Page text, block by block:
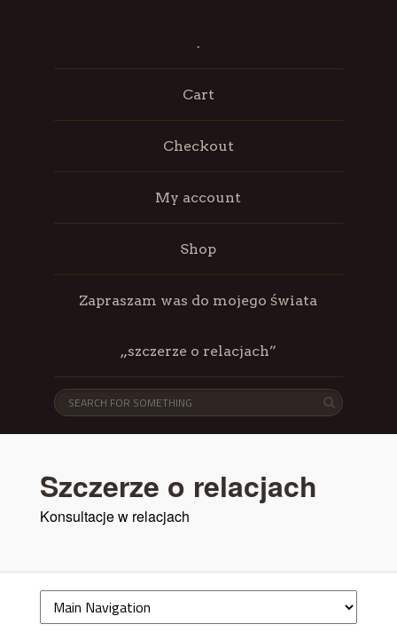
.
Cart
Checkout
My account
Shop
Zapraszam was do mojego świata
„szczerze o relacjach”
Szczerze o relacjach
Konsultacje w relacjach